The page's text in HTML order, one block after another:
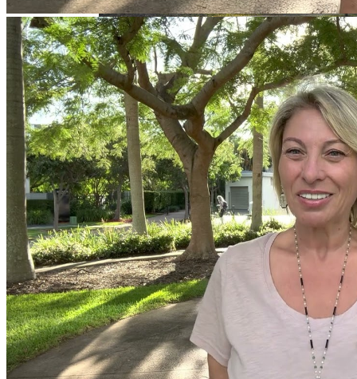
Обновление: Семейства Автомобилей
Mercedes-Benz GLE
Что Принесет Первое Осеннее
Полнолуние 29 Сентября, В Чем Его
Особая Сила, Что Значит Рокое
Суперлуние